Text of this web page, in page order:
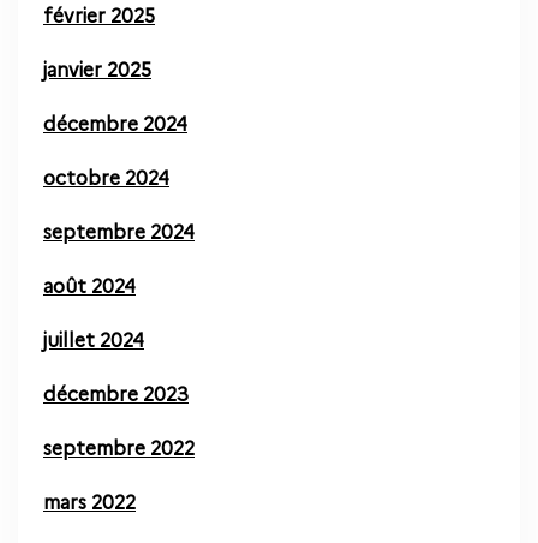
février 2025
janvier 2025
décembre 2024
octobre 2024
septembre 2024
août 2024
juillet 2024
décembre 2023
septembre 2022
mars 2022